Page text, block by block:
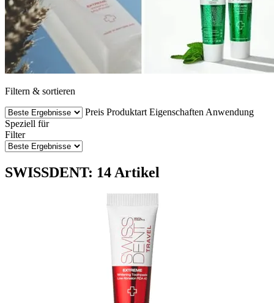
Filtern & sortieren
Preis Produktart Eigenschaften Anwendung
Speziell für
Filter
SWISSDENT: 14 Artikel